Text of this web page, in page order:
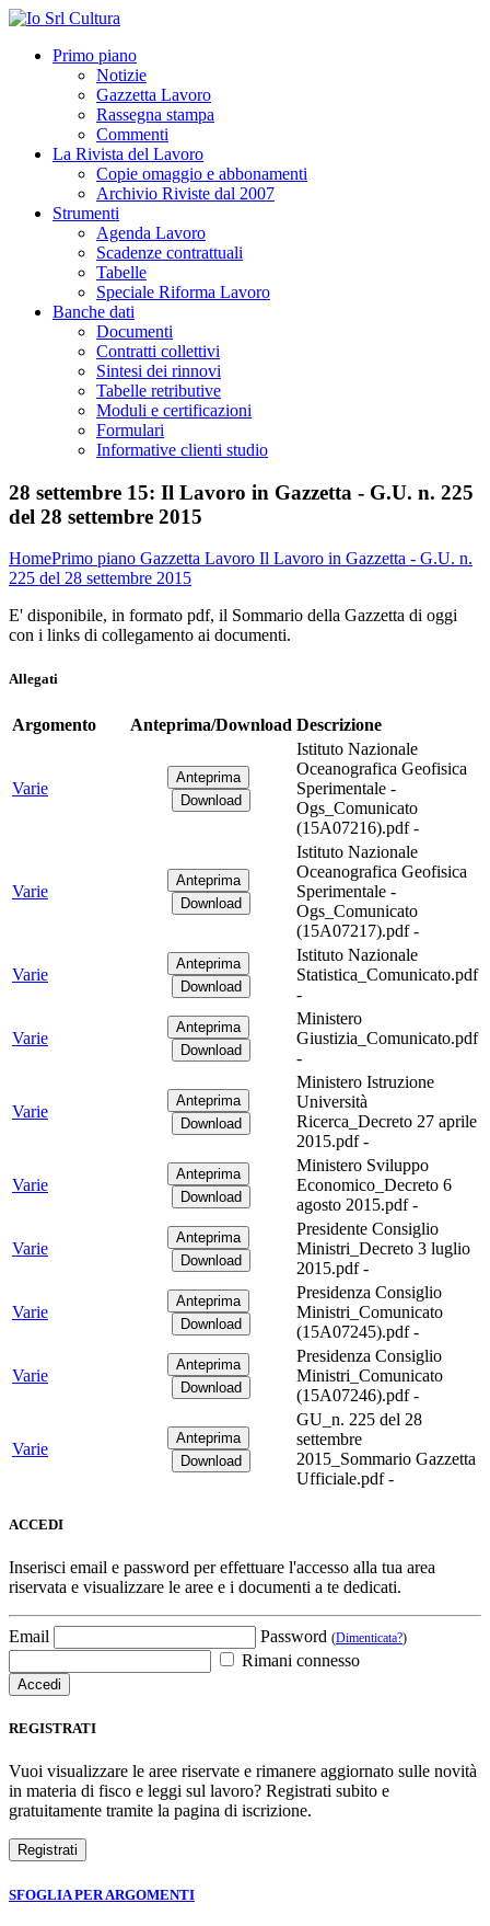
Primo piano
Notizie
Gazzetta Lavoro
Rassegna stampa
Commenti
La Rivista del Lavoro
Copie omaggio e abbonamenti
Archivio Riviste dal 2007
Strumenti
Agenda Lavoro
Scadenze contrattuali
Tabelle
Speciale Riforma Lavoro
Banche dati
Documenti
Contratti collettivi
Sintesi dei rinnovi
Tabelle retributive
Moduli e certificazioni
Formulari
Informative clienti studio
28 settembre 15: Il Lavoro in Gazzetta - G.U. n. 225
del 28 settembre 2015
HomePrimo piano Gazzetta Lavoro Il Lavoro in Gazzetta - G.U. n.
225 del 28 settembre 2015
E' disponibile, in formato pdf, il Sommario della Gazzetta di oggi
con i links di collegamento ai documenti.
Allegati
Argomento Anteprima/Download Descrizione
Varie
Istituto Nazionale
Oceanografica Geofisica
Sperimentale -
Ogs_Comunicato
(15A07216).pdf -
Varie
Istituto Nazionale
Oceanografica Geofisica
Sperimentale -
Ogs_Comunicato
(15A07217).pdf -
Varie
Istituto Nazionale
Statistica_Comunicato.pdf
-
Varie
Ministero
Giustizia_Comunicato.pdf
-
Varie
Ministero Istruzione
Università
Ricerca_Decreto 27 aprile
2015.pdf -
Varie
Ministero Sviluppo
Economico_Decreto 6
agosto 2015.pdf -
Varie
Presidente Consiglio
Ministri_Decreto 3 luglio
2015.pdf -
Varie
Presidenza Consiglio
Ministri_Comunicato
(15A07245).pdf -
Varie
Presidenza Consiglio
Ministri_Comunicato
(15A07246).pdf -
Varie
GU_n. 225 del 28
settembre
2015_Sommario Gazzetta
Ufficiale.pdf -
ACCEDI
Inserisci email e password per effettuare l'accesso alla tua area
riservata e visualizzare le aree e i documenti a te dedicati.
Email Password (Dimenticata?)
Rimani connesso
REGISTRATI
Vuoi visualizzare le aree riservate e rimanere aggiornato sulle novità
in materia di fisco e leggi sul lavoro? Registrati subito e
gratuitamente tramite la pagina di iscrizione.
SFOGLIA PER ARGOMENTI